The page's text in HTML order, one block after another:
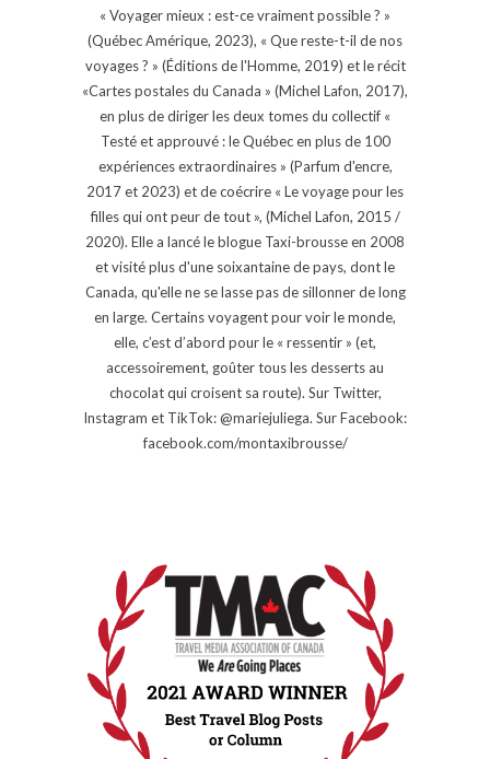
« Voyager mieux : est-ce vraiment possible ? »
(Québec Amérique, 2023), « Que reste-t-il de nos
voyages ? » (Éditions de l'Homme, 2019) et le récit
«Cartes postales du Canada » (Michel Lafon, 2017),
en plus de diriger les deux tomes du collectif «
Testé et approuvé : le Québec en plus de 100
expériences extraordinaires » (Parfum d'encre,
2017 et 2023) et de coécrire « Le voyage pour les
filles qui ont peur de tout », (Michel Lafon, 2015 /
2020). Elle a lancé le blogue Taxi-brousse en 2008
et visité plus d'une soixantaine de pays, dont le
Canada, qu'elle ne se lasse pas de sillonner de long
en large. Certains voyagent pour voir le monde,
elle, c’est d’abord pour le « ressentir » (et,
accessoirement, goûter tous les desserts au
chocolat qui croisent sa route). Sur Twitter,
Instagram et TikTok: @mariejuliega. Sur Facebook:
facebook.com/montaxibrousse/